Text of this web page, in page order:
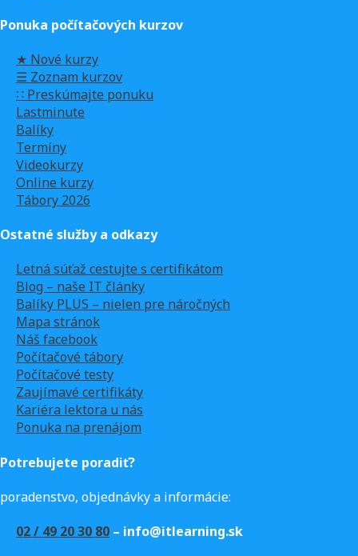
Ponuka počítačových kurzov
★ Nové kurzy
☰ Zoznam kurzov
∷ Preskúmajte ponuku
Lastminute
Balíky
Termíny
Videokurzy
Online kurzy
Tábory 2026
Ostatné služby a odkazy
Letná súťaž cestujte s certifikátom
Blog – naše IT články
Balíky PLUS – nielen pre náročných
Mapa stránok
Náš facebook
Počítačové tábory
Počítačové testy
Zaujímavé certifikáty
Kariéra lektora u nás
Ponuka na prenájom
Potrebujete poradiť?
poradenstvo, objednávky a informácie:
02 / 49 20 30 80 – info@itlearning.sk